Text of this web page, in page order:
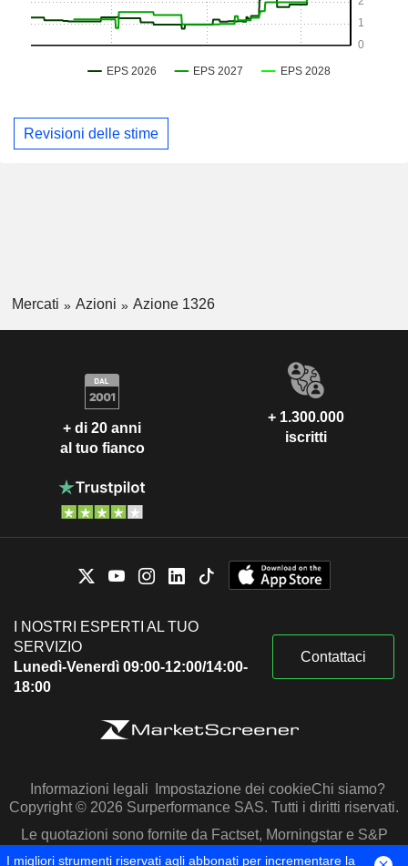
Revisioni delle stime
Mercati Azioni Azione 1326
+ di 20 anni
al tuo fianco
+ 1.300.000
iscritti
I NOSTRI ESPERTI AL TUO
SERVIZIO
Lunedì-Venerdì 09:00-12:00/14:00-
18:00
Contattaci
Informazioni legali Impostazione dei cookieChi siamo?
Copyright © 2026 Surperformance SAS. Tutti i diritti riservati.
Le quotazioni sono fornite da Factset, Morningstar e S&P
Capital IQ
I migliori strumenti riservati agli abbonati per incrementare la